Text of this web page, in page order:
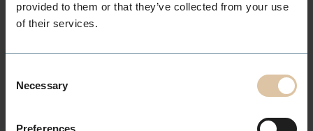
provided to them or that they’ve collected from your use
of their services.
Selection
Necessary
Preferences
Valgfritt vedlegg, f.eks CV, attester, vitnemål (maks 5MB)